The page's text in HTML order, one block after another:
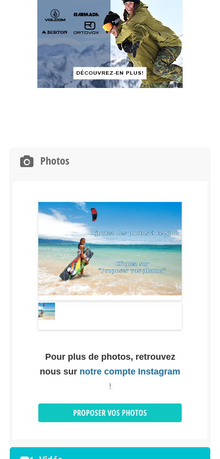
Photos
"proposer vos photos" dans l'onglet photos de
ce spot
Pour plus de photos, retrouvez
nous sur notre compte Instagram
!
PROPOSER VOS PHOTOS